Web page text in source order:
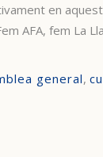
en
AFA, fem La
general,